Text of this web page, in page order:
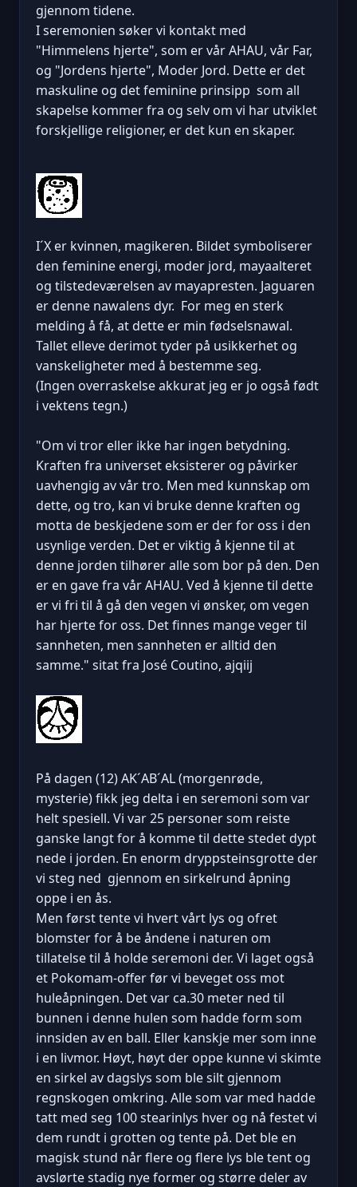
gjennom tidene.
I seremonien søker vi kontakt med
"Himmelens hjerte", som er vår AHAU, vår Far,
og "Jordens hjerte", Moder Jord. Dette er det
maskuline og det feminine prinsipp som all
skapelse kommer fra og selv om vi har utviklet
forskjellige religioner, er det kun en skaper.
I´X er kvinnen, magikeren. Bildet symboliserer
den feminine energi, moder jord, mayaalteret
og tilstedeværelsen av mayapresten. Jaguaren
er denne nawalens dyr. For meg en sterk
melding å få, at dette er min fødselsnawal.
Tallet elleve derimot tyder på usikkerhet og
vanskeligheter med å bestemme seg.
(Ingen overraskelse akkurat jeg er jo også født
i vektens tegn.)
"Om vi tror eller ikke har ingen betydning.
Kraften fra universet eksisterer og påvirker
uavhengig av vår tro. Men med kunnskap om
dette, og tro, kan vi bruke denne kraften og
motta de beskjedene som er der for oss i den
usynlige verden. Det er viktig å kjenne til at
denne jorden tilhører alle som bor på den. Den
er en gave fra vår AHAU. Ved å kjenne til dette
er vi fri til å gå den vegen vi ønsker, om vegen
har hjerte for oss. Det finnes mange veger til
sannheten, men sannheten er alltid den
samme." sitat fra José Coutino, ajqiij
På dagen (12) AK´AB´AL (morgenrøde,
mysterie) fikk jeg delta i en seremoni som var
helt spesiell. Vi var 25 personer som reiste
ganske langt for å komme til dette stedet dypt
nede i jorden. En enorm dryppsteinsgrotte der
vi steg ned gjennom en sirkelrund åpning
oppe i en ås.
Men først tente vi hvert vårt lys og ofret
blomster for å be åndene i naturen om
tillatelse til å holde seremoni der. Vi laget også
et Pokomam-offer før vi beveget oss mot
huleåpningen. Det var ca.30 meter ned til
bunnen i denne hulen som hadde form som
innsiden av en ball. Eller kanskje mer som inne
i en livmor. Høyt, høyt der oppe kunne vi skimte
en sirkel av dagslys som ble silt gjennom
regnskogen omkring. Alle som var med hadde
tatt med seg 100 stearinlys hver og nå festet vi
dem rundt i grotten og tente på. Det ble en
magisk stund når flere og flere lys ble tent og
avslørte stadig nye former og større deler av